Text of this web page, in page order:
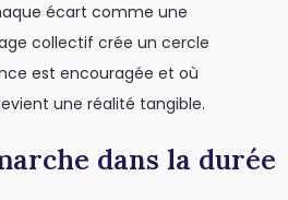
écart comme une
collectif crée un cercle
est encouragée et où
une réalité tangible.
dans la durée